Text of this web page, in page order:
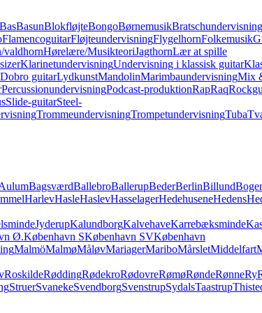
BasBasunBlokfløjteBongoBørnemusikBratschundervisning
FlamencoguitarFløjteundervisningFlygelhornFolkemusik
valdhornHørelære/MusikteoriJagthornLær at spille
KlarinetundervisningUndervisning i klassisk guitar
guitarLydkunstMandolinMarimbaundervisningMix
PercussionundervisningPodcast-produktionRapRaq
Slide-guitarSteel-
TrommeundervisningTrompetundervisningTuba
BagsværdBallebroBallerupBederBerlinBillund
HarlevHasleHaslevHasselagerHedehuseneHedens
JyderupKalundborgKalvehaveKarrebæksminde
Ø.København SKøbenhavn SVKøbenhavn
MalmöMalmøMåløvMariagerMariboMårsletMiddelfart
RoskildeRøddingRødekroRødovreRømøRøndeRønneRy
StruerSvanekeSvendborgSvenstrupSydalsTaastrup